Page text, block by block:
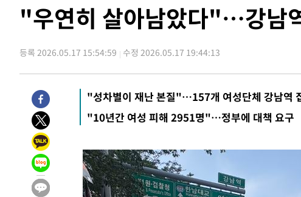
2시간 전 >남자 농구, 나고야 아시안게임서 '홈팀' 일본과 한일전
3시간 전 >극한폭염 한풀 꺾이지만…'낮 최고 35도' 무더위, 열대야 계속[다음주
4시간 전 >축구협회 "압수수색·성접대 논란 사과…쇄신의 기회로 삼겠다"
4시간 전 >
[속보]'압수수색·성접대 논란' 축구협회 "실망과 걱정 안겨드려 죄송"
8시간 전 >
'최고 37도' 폭염 지속…강원동해안 최대 150㎜ 비
10시간 전 >
[속보]뉴욕증시 상승 마감…S&P 0.6% 나스닥 1.3%↑
-24255초 전 >
-15302초 전 >
[속보]與최고위원 제주·인천 순회경선…박선원·최민희·서미화·
한민수·김용 순
-15255초 전 >
[속보]김민석, 與 전대 당원투표 누적 득표율 45.42%로 1위… 정
청래 44.56%
-14537초 전 >
[속보]與 대표 경선 제주·인천 당원투표…金 47.75%·鄭
"우연히 살아남았다"…강남
등록 2026.05.17 15:54:59 수정 2026.05.17 19:44:13
"성차별이 재난 본질"…157개 여성단체 강남역
"10년간 여성 피해 2951명"…정부에 대책 요구